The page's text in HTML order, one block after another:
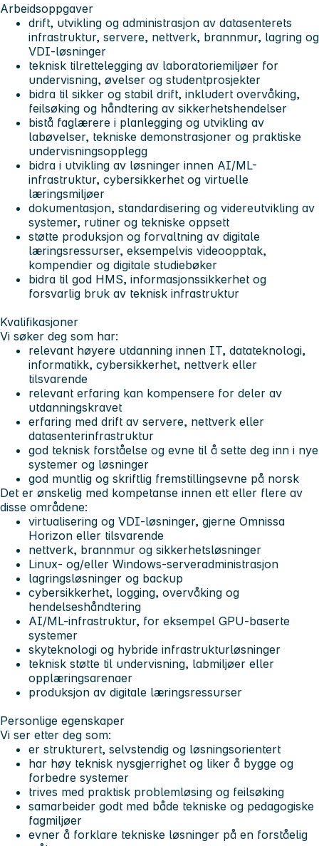
Arbeidsoppgaver
drift, utvikling og administrasjon av datasenterets
infrastruktur, servere, nettverk, brannmur, lagring og
VDI-løsninger
teknisk tilrettelegging av laboratoriemiljøer for
undervisning, øvelser og studentprosjekter
bidra til sikker og stabil drift, inkludert overvåking,
feilsøking og håndtering av sikkerhetshendelser
bistå faglærere i planlegging og utvikling av
labøvelser, tekniske demonstrasjoner og praktiske
undervisningsopplegg
bidra i utvikling av løsninger innen AI/ML-
infrastruktur, cybersikkerhet og virtuelle
læringsmiljøer
dokumentasjon, standardisering og videreutvikling av
systemer, rutiner og tekniske oppsett
støtte produksjon og forvaltning av digitale
læringsressurser, eksempelvis videoopptak,
kompendier og digitale studiebøker
bidra til god HMS, informasjonssikkerhet og
forsvarlig bruk av teknisk infrastruktur
Kvalifikasjoner
Vi søker deg som har:
relevant høyere utdanning innen IT, datateknologi,
informatikk, cybersikkerhet, nettverk eller
tilsvarende
relevant erfaring kan kompensere for deler av
utdanningskravet
erfaring med drift av servere, nettverk eller
datasenterinfrastruktur
god teknisk forståelse og evne til å sette deg inn i nye
systemer og løsninger
god muntlig og skriftlig fremstillingsevne på norsk
Det er ønskelig med kompetanse innen ett eller flere av
disse områdene:
virtualisering og VDI-løsninger, gjerne Omnissa
Horizon eller tilsvarende
nettverk, brannmur og sikkerhetsløsninger
Linux- og/eller Windows-serveradministrasjon
lagringsløsninger og backup
cybersikkerhet, logging, overvåking og
hendelseshåndtering
AI/ML-infrastruktur, for eksempel GPU-baserte
systemer
skyteknologi og hybride infrastrukturløsninger
teknisk støtte til undervisning, labmiljøer eller
opplæringsarenaer
produksjon av digitale læringsressurser
Personlige egenskaper
Vi ser etter deg som:
er strukturert, selvstendig og løsningsorientert
har høy teknisk nysgjerrighet og liker å bygge og
forbedre systemer
trives med praktisk problemløsing og feilsøking
samarbeider godt med både tekniske og pedagogiske
fagmiljøer
evner å forklare tekniske løsninger på en forståelig